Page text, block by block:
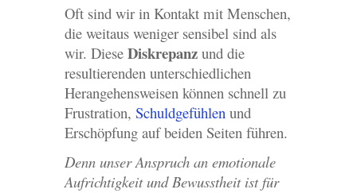
Oft sind wir in Kontakt mit Menschen,
die weitaus weniger sensibel sind als
wir. Diese Diskrepanzund die
resultierenden unterschiedlichen
Herangehensweisen können schnell zu
Frustration, Schuldgefühlenund
Erschöpfung auf beiden Seiten führen.
Denn unser Anspruch an emotionale
Aufrichtigkeit und Bewusstheit ist für